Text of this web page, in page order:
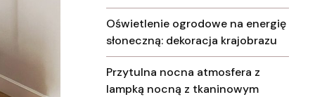
Oświetlenie ogrodowe na energię
słoneczną: dekoracja krajobrazu
Przytulna nocna atmosfera z
lampką nocną z tkaninowym